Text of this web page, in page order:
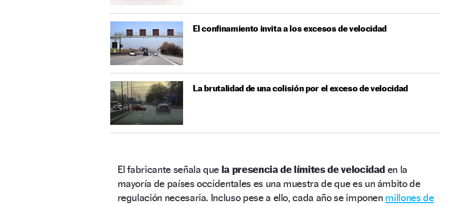
El confinamiento invita a los excesos de velocidad
La brutalidad de una colisión por el exceso de velocidad
El fabricante señala que la presencia de límites de velocidad en la
mayoría de países occidentales es una muestra de que es un ámbito de
regulación necesaria. Incluso pese a ello, cada año se imponen millones de